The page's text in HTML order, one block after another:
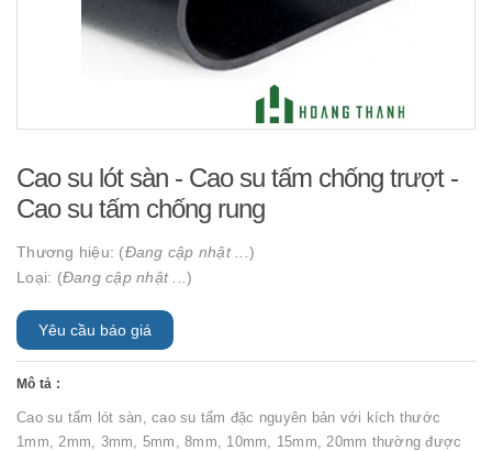
Cao su lót sàn - Cao su tấm chống trượt -
Cao su tấm chống rung
Thương hiệu: (Đang cập nhật ... )
Loại: (Đang cập nhật ... )
Yêu cầu báo giá
Mô tả :
Cao su tấm lót sàn, cao su tấm đặc nguyên bản với kích thước
1mm, 2mm, 3mm, 5mm, 8mm, 10mm, 15mm, 20mm thường được